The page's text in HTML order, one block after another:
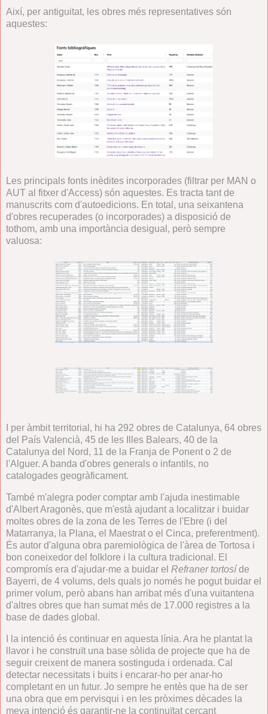
Així, per antiguitat, les obres més representatives són
aquestes:
Les principals fonts inèdites incorporades (filtrar per MAN o
AUT al fitxer d'Access) són aquestes. Es tracta tant de
manuscrits com d'autoedicions. En total, una seixantena
d'obres recuperades (o incorporades) a disposició de
tothom, amb una importància desigual, però sempre
valuosa:
I per àmbit territorial, hi ha 292 obres de Catalunya, 64 obres
del País Valencià, 45 de les Illes Balears, 40 de la
Catalunya del Nord, 11 de la Franja de Ponent o 2 de
l'Alguer. A banda d'obres generals o infantils, no
catalogades geogràficament.
També m'alegra poder comptar amb l'ajuda inestimable
d'Albert Aragonès, que m'està ajudant a localitzar i buidar
moltes obres de la zona de les Terres de l'Ebre (i del
Matarranya, la Plana, el Maestrat o el Cinca, preferentment).
És autor d'alguna obra paremiològica de l'àrea de Tortosa i
bon coneixedor del folklore i la cultura tradicional. El
compromís era d'ajudar-me a buidar el Refraner tortosíde
Bayerri, de 4 volums, dels quals jo només he pogut buidar el
primer volum, però abans han arribat més d'una vuitantena
d'altres obres que han sumat més de 17.000 registres a la
base de dades global.
I la intenció és continuar en aquesta línia. Ara he plantat la
llavor i he construït una base sòlida de projecte que ha de
seguir creixent de manera sostinguda i ordenada. Cal
detectar necessitats i buits i encarar-ho per anar-ho
completant en un futur. Jo sempre he entès que ha de ser
una obra que em pervisqui i en les pròximes dècades la
meva intenció és garantir-ne la continuïtat cercant